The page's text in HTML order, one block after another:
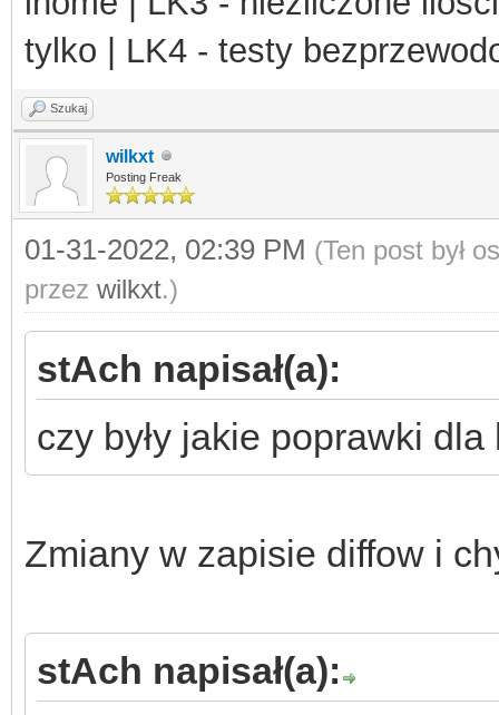
tylko | LK4 - testy
Szukaj
wilkxt
Posting Freak
01-31-2022, 02:39 PM (Ten post był
przez wilkxt.)
stAch napisał(a):
czy były jakie poprawki dla
Zmiany w zapisie diffow i
stAch napisał(a):